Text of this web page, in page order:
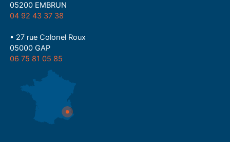
05200 EMBRUN
04 92 43 37 38
• 27 rue Colonel Roux
05000 GAP
06 75 81 05 85